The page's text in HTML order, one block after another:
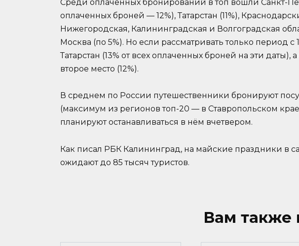
Среди оплаченных бронирований в топ вошли Санкт-
оплаченных броней — 12%), Татарстан (11%),
Нижегородская, Калининградская и Волгоградская
Москва (по 5%). Но если рассматривать только период с
Татарстан (13% от всех оплаченных броней на эти даты),
второе место (12%).
В среднем по России путешественники бронируют
(максимум из регионов топ-20 — в Ставропольском
планируют останавливаться в нём вчетвером.
Как писал РБК Калининград, на майские праздники в
ожидают до 85 тысяч туристов.
Вам также